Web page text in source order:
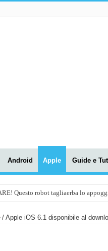
Android Apple Guide e
Questo robot tagliaerba lo
/ Apple iOS 6.1 disponibile al